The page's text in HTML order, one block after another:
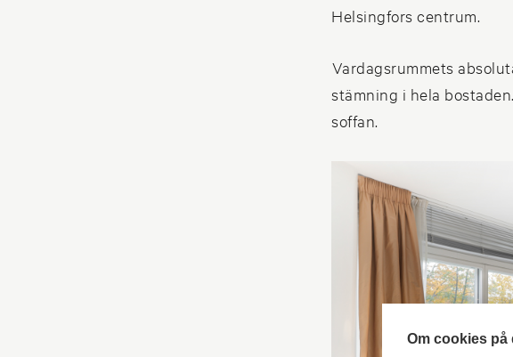
Helsingfors centrum.
Vardagsrummets
stämning i hela
soffan.
Om cookies på